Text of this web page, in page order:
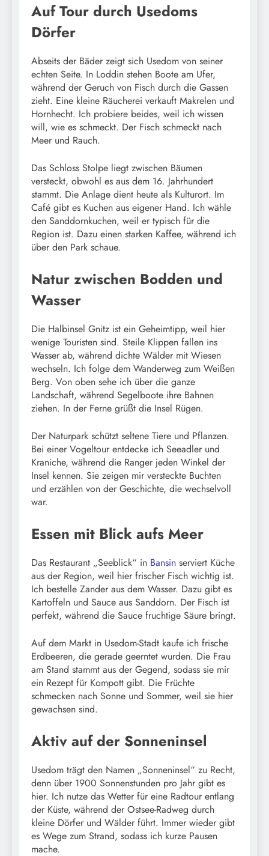
Auf Tour durch Usedoms
Dörfer
Abseits der Bäder zeigt sich Usedom von seiner
echten Seite. In Loddin stehen Boote am Ufer,
während der Geruch von Fisch durch die Gassen
zieht. Eine kleine Räucherei verkauft Makrelen und
Hornhecht. Ich probiere beides, weil ich wissen
will, wie es schmeckt. Der Fisch schmeckt nach
Meer und Rauch.
Das Schloss Stolpe liegt zwischen Bäumen
versteckt, obwohl es aus dem 16. Jahrhundert
stammt. Die Anlage dient heute als Kulturort. Im
Café gibt es Kuchen aus eigener Hand. Ich wähle
den Sanddornkuchen, weil er typisch für die
Region ist. Dazu einen starken Kaffee, während ich
über den Park schaue.
Natur zwischen Bodden und
Wasser
Die Halbinsel Gnitz ist ein Geheimtipp, weil hier
wenige Touristen sind. Steile Klippen fallen ins
Wasser ab, während dichte Wälder mit Wiesen
wechseln. Ich folge dem Wanderweg zum Weißen
Berg. Von oben sehe ich über die ganze
Landschaft, während Segelboote ihre Bahnen
ziehen. In der Ferne grüßt die Insel Rügen.
Der Naturpark schützt seltene Tiere und Pflanzen.
Bei einer Vogeltour entdecke ich Seeadler und
Kraniche, während die Ranger jeden Winkel der
Insel kennen. Sie zeigen mir versteckte Buchten
und erzählen von der Geschichte, die wechselvoll
war.
Essen mit Blick aufs Meer
Das Restaurant „Seeblick“ in Bansin serviert Küche
aus der Region, weil hier frischer Fisch wichtig ist.
Ich bestelle Zander aus dem Wasser. Dazu gibt es
Kartoffeln und Sauce aus Sanddorn. Der Fisch ist
perfekt, während die Sauce fruchtige Säure bringt.
Auf dem Markt in Usedom-Stadt kaufe ich frische
Erdbeeren, die gerade geerntet wurden. Die Frau
am Stand stammt aus der Gegend, sodass sie mir
ein Rezept für Kompott gibt. Die Früchte
schmecken nach Sonne und Sommer, weil sie hier
gewachsen sind.
Aktiv auf der Sonneninsel
Usedom trägt den Namen „Sonneninsel“ zu Recht,
denn über 1900 Sonnenstunden pro Jahr gibt es
hier. Ich nutze das Wetter für eine Radtour entlang
der Küste, während der Ostsee-Radweg durch
kleine Dörfer und Wälder führt. Immer wieder gibt
es Wege zum Strand, sodass ich kurze Pausen
mache.